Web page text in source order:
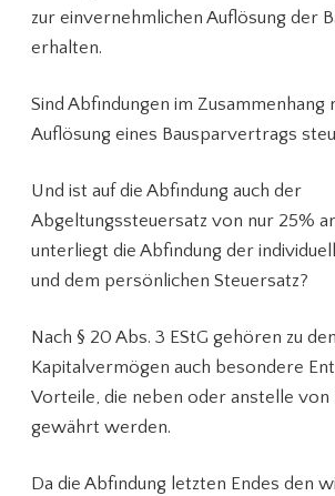
zur einvernehmlichen Auflösung der
erhalten.
Sind Abfindungen im Zusammenhang
Auflösung eines Bausparvertrags
Und ist auf die Abfindung auch der
Abgeltungssteuersatz von nur 25%
unterliegt die Abfindung der
und dem persönlichen Steuersatz?
Nach § 20 Abs. 3 EStG gehören zu
Kapitalvermögen auch besondere
Vorteile, die neben oder anstelle von
gewährt werden.
Da die Abfindung letzten Endes den